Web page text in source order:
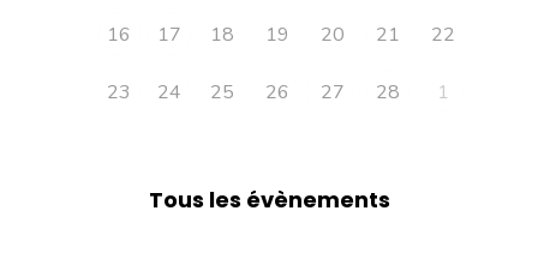
16 17 18 19 20 21 22
23 24 25 26 27 28 1
Tous les évènements